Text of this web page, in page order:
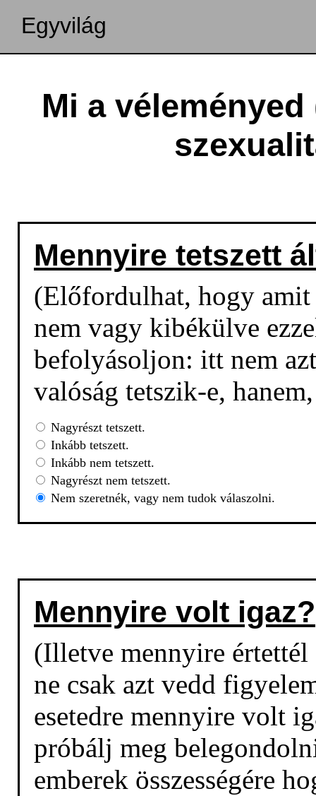
Egyvilág
Mi a
Mennyire tetszett
(Előfordulhat, hogy amit
nem vagy kibékülve
befolyásoljon: itt nem
valóság tetszik-e,
Nagyrészt tetszett.
Inkább tetszett.
Inkább nem tetszett.
Nagyrészt nem tetszett.
Nem szeretnék, vagy nem tudok válaszolni.
Mennyire volt igaz?
(Illetve mennyire
ne csak azt vedd
esetedre mennyire volt
próbálj meg
emberek összességére